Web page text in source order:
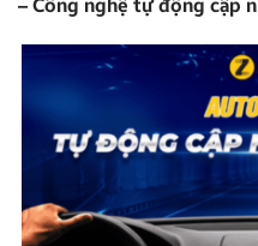
– Công nghệ tự động cập